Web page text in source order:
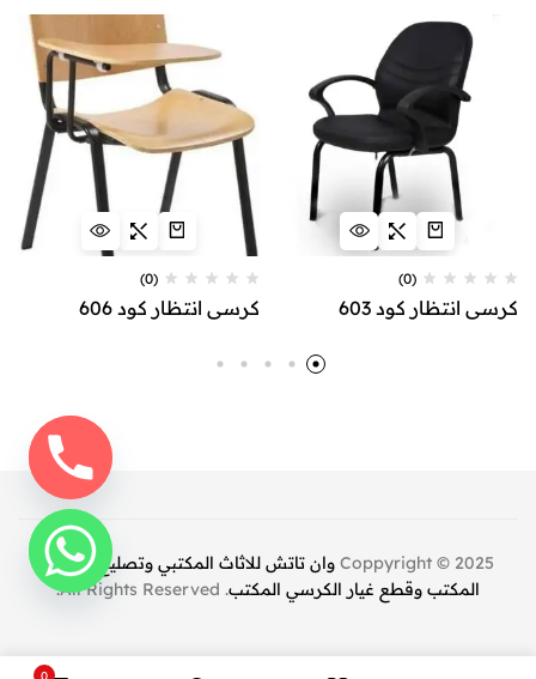
(0)
كرسي انتظار كود 603
(0)
كرسي انتظار كود 606
Coppyright © 2025 وان تاتش للاثاث المكتبي وتصليح كراسي
المكتب وقطع غيار الكرسي المكتب. All Rights Reserved.